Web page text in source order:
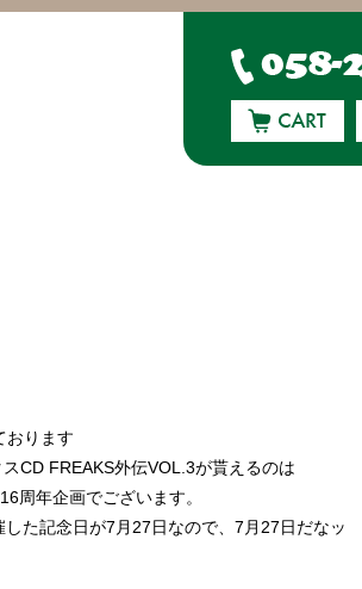
おります
CD FREAKS外伝VOL.3が貰えるのは
周年企画でございます。
た記念日が7月27日なので、7月27日だなッ